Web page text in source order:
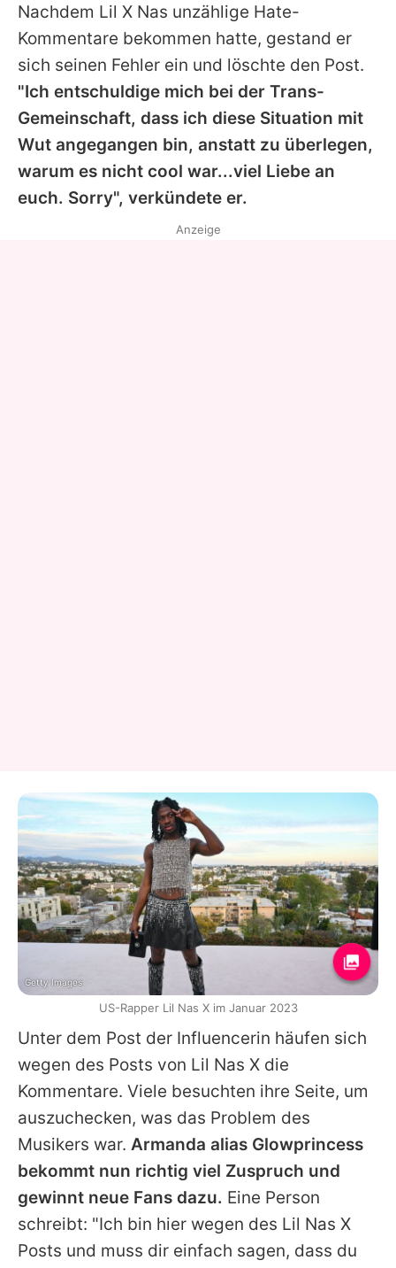
Nachdem Lil X Nas unzählige Hate-
Kommentare bekommen hatte, gestand er
sich seinen Fehler ein und löschte den Post.
"Ich entschuldige mich bei der Trans-
Gemeinschaft, dass ich diese Situation mit
Wut angegangen bin, anstatt zu überlegen,
warum es nicht cool war...viel Liebe an
euch. Sorry", verkündete er.
Unter dem Post der Influencerin häufen sich
wegen des Posts von Lil Nas X die
Kommentare. Viele besuchten ihre Seite, um
auszuchecken, was das Problem des
Musikers war. Armanda alias Glowprincess
bekommt nun richtig viel Zuspruch und
gewinnt neue Fans dazu. Eine Person
schreibt: "Ich bin hier wegen des Lil Nas X
Posts und muss dir einfach sagen, dass du
Anzeige
Getty Images
US-Rapper Lil Nas X im Januar 2023